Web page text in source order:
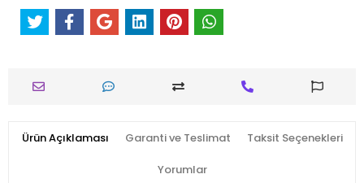
Ürün Açıklaması Garanti ve Teslimat Taksit Seçenekleri
Yorumlar